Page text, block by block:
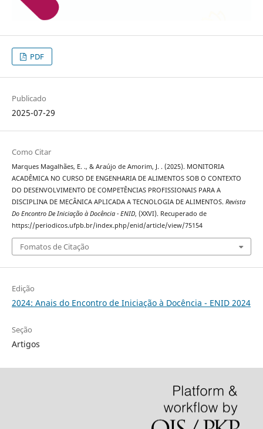
PDF
Publicado
2025-07-29
Como Citar
Marques Magalhães, E. ., & Araújo de Amorim, J. . (2025). MONITORIA
ACADÊMICA NO CURSO DE ENGENHARIA DE ALIMENTOS SOB O CONTEXTO
DO DESENVOLVIMENTO DE COMPETÊNCIAS PROFISSIONAIS PARA A
DISCIPLINA DE MECÂNICA APLICADA A TECNOLOGIA DE ALIMENTOS. Revista
Do Encontro De Iniciação à Docência - ENID, (XXVI). Recuperado de
https://periodicos.ufpb.br/index.php/enid/article/view/75154
Fomatos de Citação
Edição
2024: Anais do Encontro de Iniciação à Docência - ENID 2024
Seção
Artigos